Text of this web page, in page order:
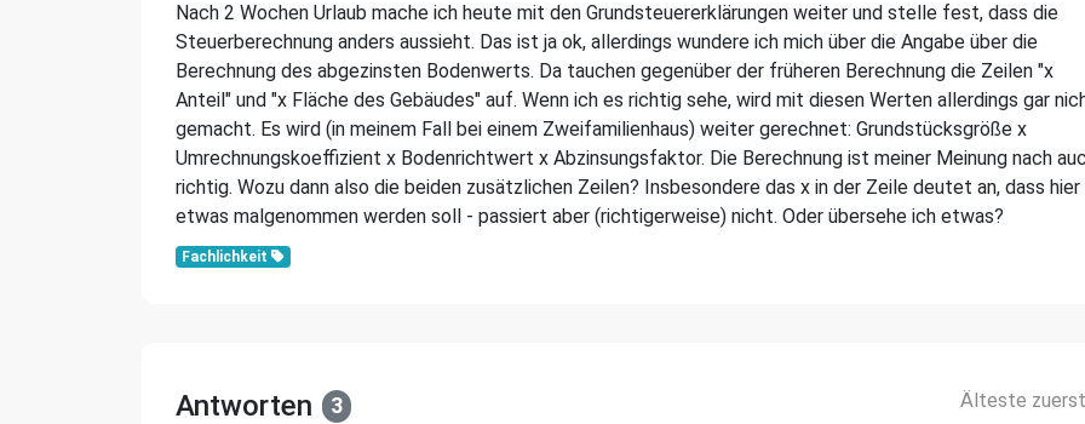
Nach 2 Wochen Urlaub mache ich heute mit den Grundsteuererklärungen weiter und stelle fest, dass die
Steuerberechnung anders aussieht. Das ist ja ok, allerdings wundere ich mich über die Angabe über die
Berechnung des abgezinsten Bodenwerts. Da tauchen gegenüber der früheren Berechnung die Zeilen "x
Anteil" und "x Fläche des Gebäudes" auf. Wenn ich es richtig sehe, wird mit diesen Werten allerdings gar
gemacht. Es wird (in meinem Fall bei einem Zweifamilienhaus) weiter gerechnet: Grundstücksgröße x
Umrechnungskoeffizient x Bodenrichtwert x Abzinsungsfaktor. Die Berechnung ist meiner Meinung nach
richtig. Wozu dann also die beiden zusätzlichen Zeilen? Insbesondere das x in der Zeile deutet an, dass hier
etwas malgenommen werden soll - passiert aber (richtigerweise) nicht. Oder übersehe ich etwas?
Fachlichkeit
Antworten 3 Älteste zuerst